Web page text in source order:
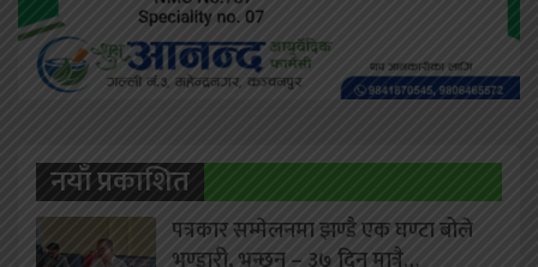
नयाँ प्रकाशित
पत्रकार सम्मेलनमा झण्डै एक घण्टा बोले